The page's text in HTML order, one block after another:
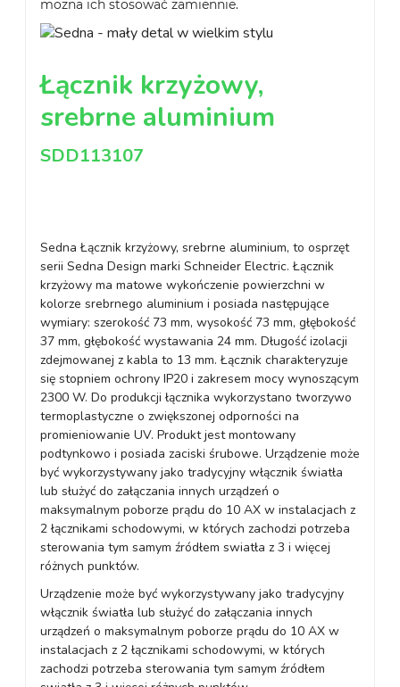
można ich stosować zamiennie.
Łącznik krzyżowy,
srebrne aluminium
SDD113107
Sedna Łącznik krzyżowy, srebrne aluminium, to osprzęt
serii Sedna Design marki Schneider Electric. Łącznik
krzyżowy ma matowe wykończenie powierzchni w
kolorze srebrnego aluminium i posiada następujące
wymiary: szerokość 73 mm, wysokość 73 mm, głębokość
37 mm, głębokość wystawania 24 mm. Długość izolacji
zdejmowanej z kabla to 13 mm. Łącznik charakteryzuje
się stopniem ochrony IP20 i zakresem mocy wynoszącym
2300 W. Do produkcji łącznika wykorzystano tworzywo
termoplastyczne o zwiększonej odporności na
promieniowanie UV. Produkt jest montowany
podtynkowo i posiada zaciski śrubowe. Urządzenie może
być wykorzystywany jako tradycyjny włącznik światła
lub służyć do załączania innych urządzeń o
maksymalnym poborze prądu do 10 AX w instalacjach z
2 łącznikami schodowymi, w których zachodzi potrzeba
sterowania tym samym źródłem swiatła z 3 i więcej
różnych punktów.
Urządzenie może być wykorzystywany jako tradycyjny
włącznik światła lub służyć do załączania innych
urządzeń o maksymalnym poborze prądu do 10 AX w
instalacjach z 2 łącznikami schodowymi, w których
zachodzi potrzeba sterowania tym samym źródłem